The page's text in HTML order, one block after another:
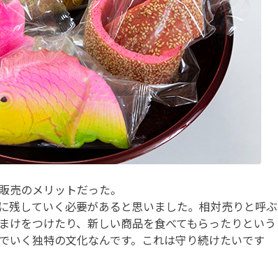
売のメリットだった。
残していく必要があると思いました。相対売りと呼ぶ
けをつけたり、新しい商品を食べてもらったりという
いく独特の文化なんです。これは守り続けたいです